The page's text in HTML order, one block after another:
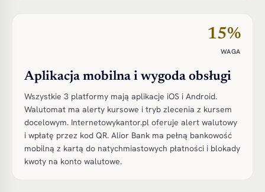
15%
WAGA
Aplikacja mobilna i wygoda obsługi
Wszystkie 3 platformy mają aplikacje iOS i Android.
Walutomat ma alerty kursowe i tryb zlecenia z kursem
docelowym. Internetowykantor.pl oferuje alert walutowy
i wpłatę przez kod QR. Alior Bank ma pełną bankowość
mobilną z kartą do natychmiastowych płatności i blokady
kwoty na konto walutowe.